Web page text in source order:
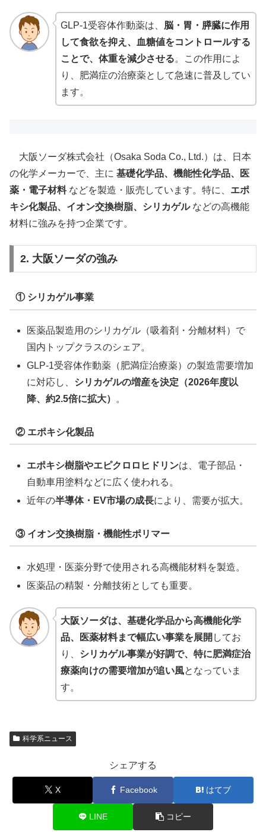
GLP-1受容体作動薬は、 脳・胃・膵臓に作用
して食欲を抑え、血糖値をコントロールする
ことで、体重を減少させる。この作用によ
り、肥満症の治療薬として急速に普及してい
ます。
大阪ソーダ株式会社（Osaka Soda Co., Ltd.）は、日本
の化学メーカーで、主に 基礎化学品、機能性化学品、医
薬・電子材料などを製造・販売しています。特に、 エポ
キシ化製品、イオン交換樹脂、シリカゲルなどの高機能
材料に強みを持つ企業です。
2. 大阪ソーダの強み
① シリカゲル事業
医薬品製造用のシリカゲル（吸着剤・分離材料）で
国内トップクラスのシェア。
GLP-1受容体作動薬（肥満症治療薬）の製造需要増加
に対応し、 シリカゲルの増産を決定（2026年度以
降、約2.5倍に拡大）
。
② エポキシ化製品
エポキシ樹脂やエピクロロヒドリンは、電子部品・
自動車用塗料などに広く使われる。
近年の半導体・EV市場の成長により、需要が拡大。
③ イオン交換樹脂・機能性ポリマー
水処理・医薬分野で使用される高機能材料を製造。
医薬品の精製・分離技術としても重要。
大阪ソーダは、基礎化学品から高機能化学
品、医薬材料まで幅広い事業を展開 してお
り、 シリカゲル事業が好調で、特に肥満症治
療薬向けの需要増加が追い風となっていま
す。
科学系ニュース
シェアする
X Facebook はてブ
LINE コピー